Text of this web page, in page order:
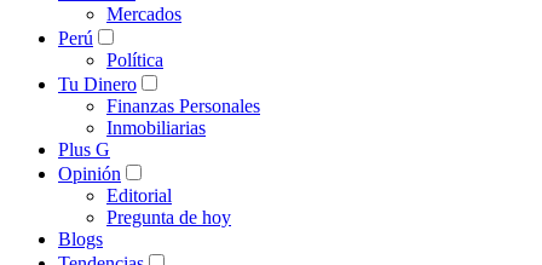
Mercados
Perú
Política
Tu Dinero
Finanzas Personales
Inmobiliarias
Plus G
Opinión
Editorial
Pregunta de hoy
Blogs